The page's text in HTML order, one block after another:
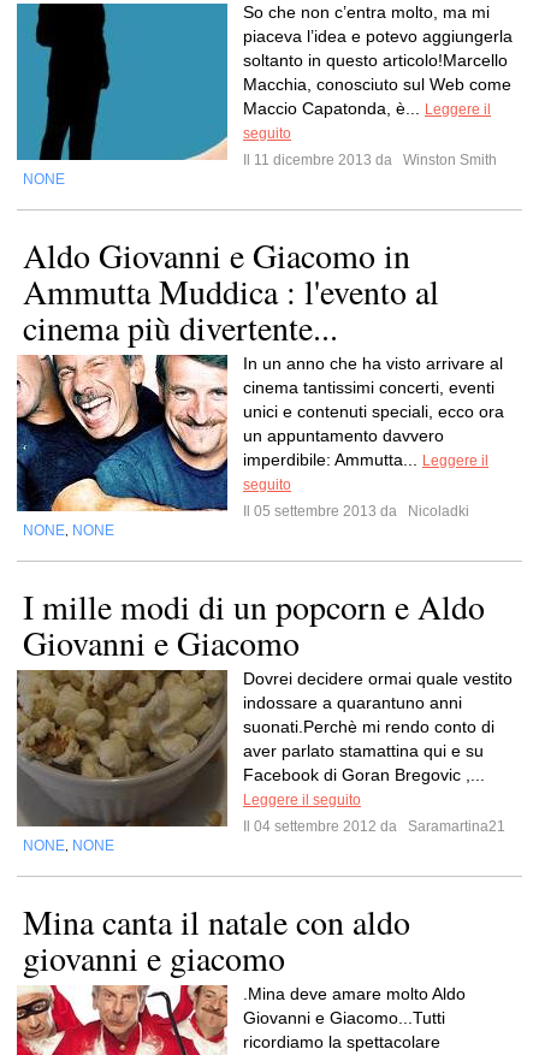
So che non c’entra molto, ma mi
piaceva l’idea e potevo aggiungerla
soltanto in questo articolo!Marcello
Macchia, conosciuto sul Web come
Maccio Capatonda, è...
Leggere il
seguito
Il 11 dicembre 2013 da
Winston Smith
NONE
Aldo Giovanni e Giacomo in
Ammutta Muddica : l'evento al
cinema più divertente...
In un anno che ha visto arrivare al
cinema tantissimi concerti, eventi
unici e contenuti speciali, ecco ora
un appuntamento davvero
imperdibile: Ammutta...
Leggere il
seguito
Il 05 settembre 2013 da
Nicoladki
NONE NONE
I mille modi di un popcorn e Aldo
Giovanni e Giacomo
Dovrei decidere ormai quale vestito
indossare a quarantuno anni
suonati.Perchè mi rendo conto di
aver parlato stamattina qui e su
Facebook di Goran Bregovic ,...
Leggere il seguito
Il 04 settembre 2012 da
Saramartina21
NONE NONE
Mina canta il natale con aldo
giovanni e giacomo
.Mina deve amare molto Aldo
Giovanni e Giacomo...Tutti
ricordiamo la spettacolare